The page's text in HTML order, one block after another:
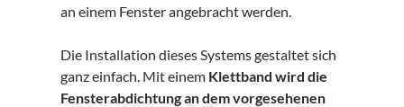
an einem Fenster angebracht werden.
Die Installation dieses Systems gestaltet sich
ganz einfach. Mit einem Klettband wird die
Fensterabdichtung an dem vorgesehenen